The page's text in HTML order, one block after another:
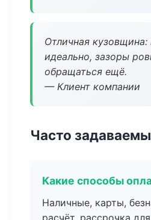
Отличная кузовщина:
идеально, зазоры
обращаться ещё.
— Клиент компании
Часто
Какие способы
Наличные, карты,
расчёт, рассрочка